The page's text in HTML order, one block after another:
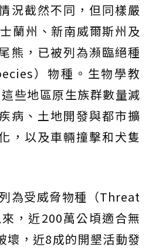
況截然不同，但同樣嚴
蘭州、新南威爾斯州及
熊，已被列為瀕臨絕種
）物種。生物學教
些地區原生族群數量減
病、土地開發與都市擴
，以及車輛撞擊和犬隻
為受威脅物種（Threat
，近200萬公頃適合無
壞，近8成的開墾活動發